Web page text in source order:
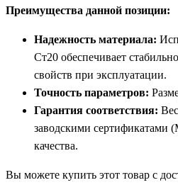
Преимущества данной позиции:
Надежность материала:
Ст20 обеспечивает
свойств при эксплуатации.
Точность параметров:
Гарантия соответствия:
заводскими сертификатами
качества.
Вы можете купить этот товар с